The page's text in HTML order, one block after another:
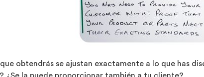
obtendrás se ajustan exactamente a lo que has